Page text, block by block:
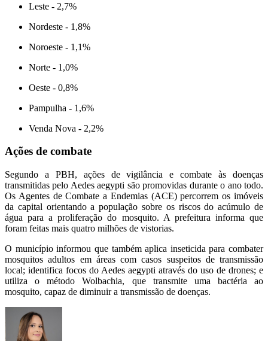
Leste - 2,7%
Nordeste - 1,8%
Noroeste - 1,1%
Norte - 1,0%
Oeste - 0,8%
Pampulha - 1,6%
Venda Nova - 2,2%
Ações de combate
Segundo a PBH, ações de vigilância e combate às doenças
transmitidas pelo Aedes aegypti são promovidas durante o ano todo.
Os Agentes de Combate a Endemias (ACE) percorrem os imóveis
da capital orientando a população sobre os riscos do acúmulo de
água para a proliferação do mosquito. A prefeitura informa que
foram feitas mais quatro milhões de vistorias.
O município informou que também aplica inseticida para combater
mosquitos adultos em áreas com casos suspeitos de transmissão
local; identifica focos do Aedes aegypti através do uso de drones; e
utiliza o método Wolbachia, que transmite uma bactéria ao
mosquito, capaz de diminuir a transmissão de doenças.